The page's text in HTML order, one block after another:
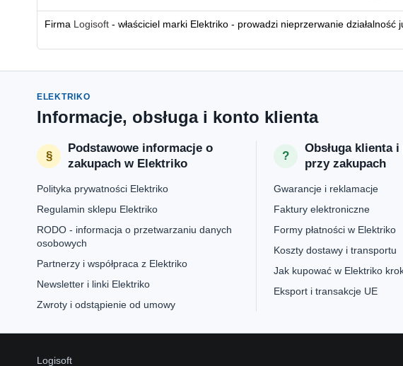
Firma Logisoft - właściciel marki Elektriko - prowadzi nieprzerwanie działalność
ELEKTRIKO
Informacje, obsługa i konto klienta
Podstawowe informacje o
zakupach w Elektriko
Polityka prywatności Elektriko
Regulamin sklepu Elektriko
RODO - informacja o przetwarzaniu danych
osobowych
Partnerzy i współpraca z Elektriko
Newsletter i linki Elektriko
Zwroty i odstąpienie od umowy
Obsługa klienta
przy zakupach
Gwarancje i reklamacje
Faktury elektroniczne
Formy płatności w Elektriko
Koszty dostawy i transportu
Jak kupować w Elektriko
Eksport i transakcje UE
Logisoft